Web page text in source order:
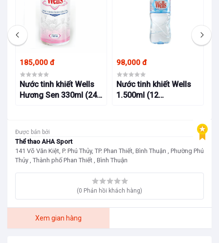
Được bán bởi
Thể thao AHA Sport
141 Võ Văn Kiệt, P. Phú Thủy, TP. Phan Thiết, Bình Thuận , Phường Phú
Thủy , Thành phố Phan Thiết , Bình Thuận
(0 Phản hồi khách hàng)
Xem gian hàng
185,000 đ
Nước tinh khiết Wells
Hương Sen 330ml (24
98,000 đ
Nước tinh khiết Wells
1.500ml (12